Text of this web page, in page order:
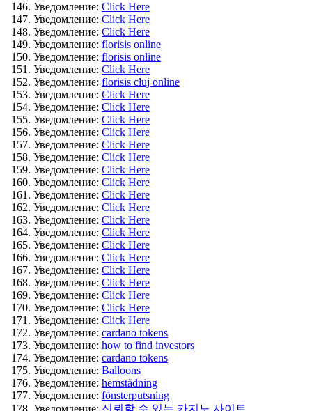
Уведомление: Click Here
Уведомление: Click Here
Уведомление: Click Here
Уведомление: florisis online
Уведомление: florisis online
Уведомление: Click Here
Уведомление: florisis cluj online
Уведомление: Click Here
Уведомление: Click Here
Уведомление: Click Here
Уведомление: Click Here
Уведомление: Click Here
Уведомление: Click Here
Уведомление: Click Here
Уведомление: Click Here
Уведомление: Click Here
Уведомление: Click Here
Уведомление: Click Here
Уведомление: Click Here
Уведомление: Click Here
Уведомление: Click Here
Уведомление: Click Here
Уведомление: Click Here
Уведомление: Click Here
Уведомление: Click Here
Уведомление: Click Here
Уведомление: cardano tokens
Уведомление: how to find investors
Уведомление: cardano tokens
Уведомление: Balloons
Уведомление: hemstädning
Уведомление: fönsterputsning
Уведомление: 신뢰할 수 있는 카지노 사이트